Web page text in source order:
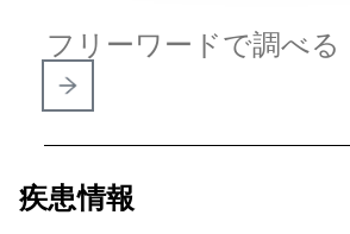
疾患情報